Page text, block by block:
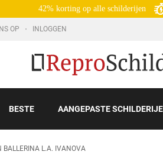
42% korting op alle schilderijen
OP INLOGGEN
BESTE AANGEPASTE
BALLERINA L.A. IVANOVA